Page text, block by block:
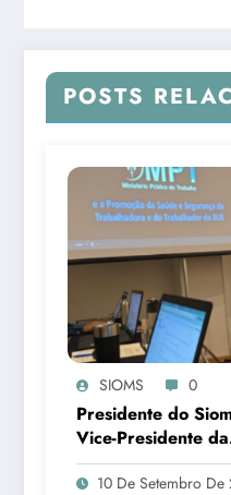
POSTS
SIOMS 0
Presidente do
Vice-Presidente da
FNO cumpre
em Brasília
10 De Setembro De